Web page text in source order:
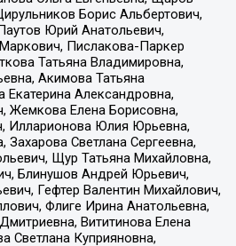
Борис Альбертович,
Юрий Анатольевич,
Пислакова-Паркер
Татьяна Владимировна,
Акимова Татьяна
Екатерина Александровна,
Жемкова Елена Борисовна,
Илларионова Юлия Юрьевна,
Захарова Светлана Сергеевна,
Щур Татьяна Михайловна,
Блинушов Андрей Юрьевич,
Гефтер Валентин Михайлович,
Флиге Ирина Анатольевна,
Вититинова Елена
Светлана Куприяновна,